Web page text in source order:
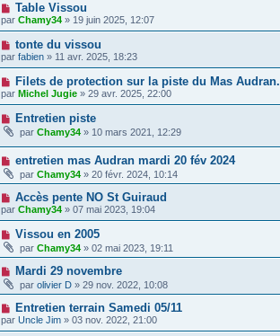
Table Vissou
par Chamy34 » 19 juin 2025, 12:07
tonte du vissou
par fabien » 11 avr. 2025, 18:23
Filets de protection sur la piste du Mas Audran.
par Michel Jugie » 29 avr. 2025, 22:00
Entretien piste
par Chamy34 » 10 mars 2021, 12:29
entretien mas Audran mardi 20 fév 2024
par Chamy34 » 20 févr. 2024, 10:14
Accès pente NO St Guiraud
par Chamy34 » 07 mai 2023, 19:04
Vissou en 2005
par Chamy34 » 02 mai 2023, 19:11
Mardi 29 novembre
par olivier D » 29 nov. 2022, 10:08
Entretien terrain Samedi 05/11
par Uncle Jim » 03 nov. 2022, 21:00